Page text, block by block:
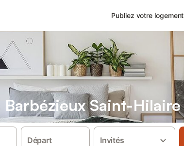
Publiez votre logement
Saint-Hilaire
Départ Invités